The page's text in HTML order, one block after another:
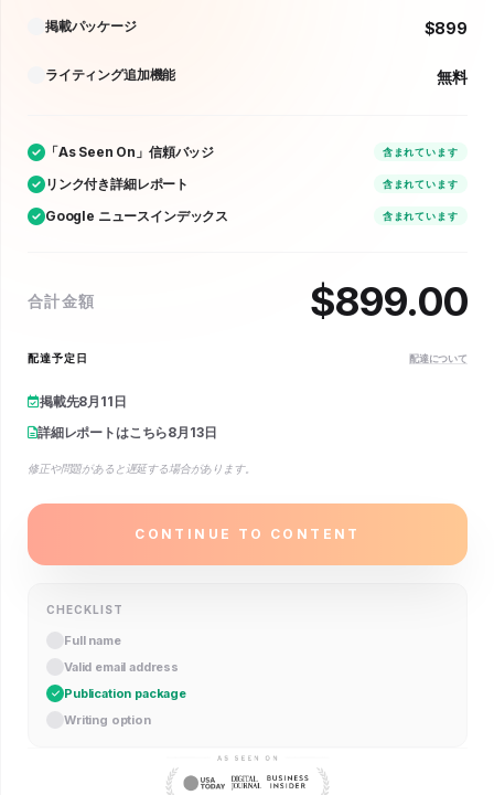
掲載パッケージ $899
ライティング追加機能 無料
「As Seen On」信頼バッジ 含まれています
リンク付き詳細レポート 含まれています
Google ニュースインデックス 含まれています
合計金額 $899.00
配達予定日 配達について
掲載先8月11日
詳細レポートはこちら8月13日
修正や問題があると遅延する場合があります。
CONTINUE TO CONTENT
CHECKLIST
Full name
Valid email address
Publication package
Writing option